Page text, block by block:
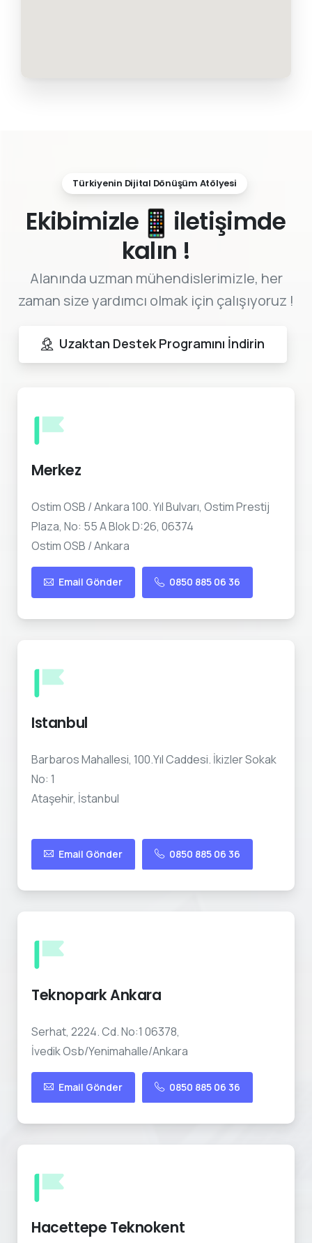
Türkiyenin Dijital Dönüşüm Atölyesi
Ekibimizle
iletişimde
kalın !
Alanında uzman mühendislerimizle, her
zaman size yardımcı olmak için çalışıyoruz !
Uzaktan Destek Programını İndirin
Merkez
Ostim OSB / Ankara 100. Yıl Bulvarı, Ostim Prestij
Plaza, No: 55 A Blok D:26, 06374
Ostim OSB / Ankara
Email Gönder 0850 885 06 36
Istanbul
Barbaros Mahallesi, 100.Yıl Caddesi. İkizler Sokak
No: 1
Ataşehir, İstanbul
Email Gönder 0850 885 06 36
Teknopark Ankara
Serhat, 2224. Cd. No:1 06378,
İvedik Osb/Yenimahalle/Ankara
Email Gönder 0850 885 06 36
Hacettepe Teknokent